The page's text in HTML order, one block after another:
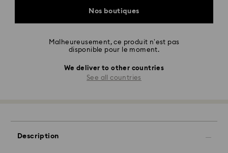
Nos boutiques
Malheureusement, ce produit n’est pas
disponible pour le moment.
We deliver to other countries
See all countries
Description